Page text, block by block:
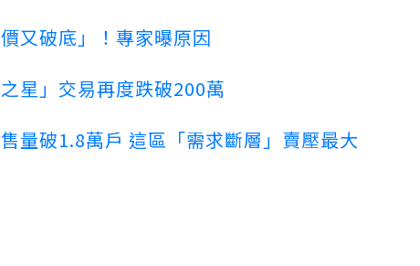
又破底」！專家曝原因
星」交易再度跌破200萬
量破1.8萬戶 這區「需求斷層」賣壓最大